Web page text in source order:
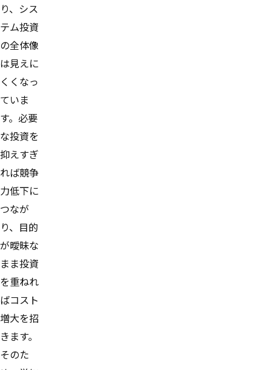
り、シス
テム投資
の全体像
は見えに
くくなっ
ていま
す。必要
な投資を
抑えすぎ
れば競争
力低下に
つなが
り、目的
が曖昧な
まま投資
を重ねれ
ばコスト
増大を招
きます。
そのた